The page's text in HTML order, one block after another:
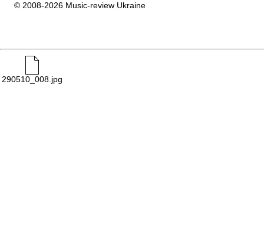
© 2008-2026 Music-review Ukraine
290510_008.jpg